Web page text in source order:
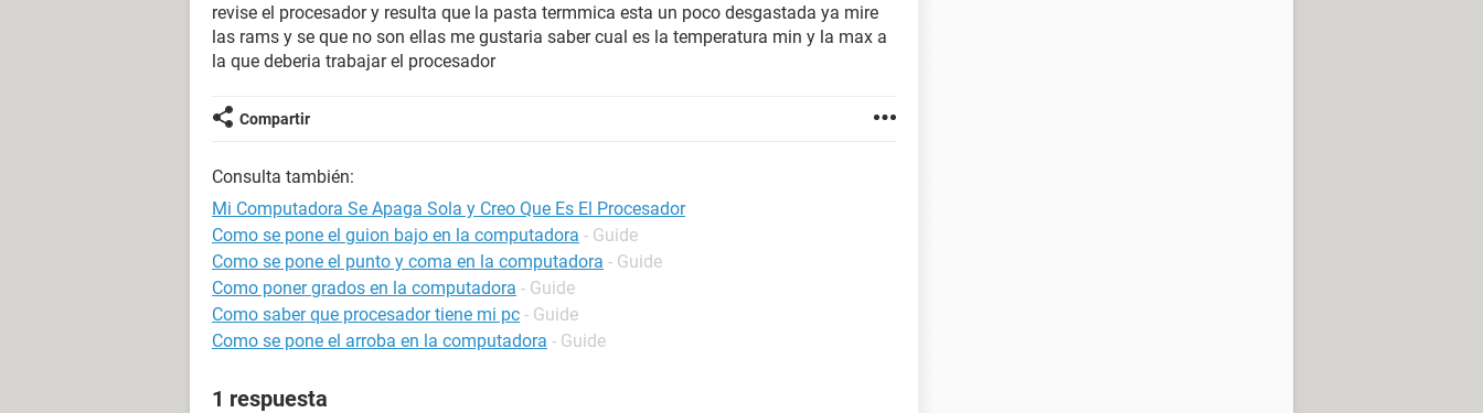
revise el procesador y resulta que la pasta termmica esta un poco desgastada ya mire
las rams y se que no son ellas me gustaria saber cual es la temperatura min y la max a
la que deberia trabajar el procesador
Compartir
Consulta también:
Mi Computadora Se Apaga Sola y Creo Que Es El Procesador
Como se pone el guion bajo en la computadora - Guide
Como se pone el punto y coma en la computadora - Guide
Como poner grados en la computadora - Guide
Como saber que procesador tiene mi pc - Guide
Como se pone el arroba en la computadora - Guide
1 respuesta